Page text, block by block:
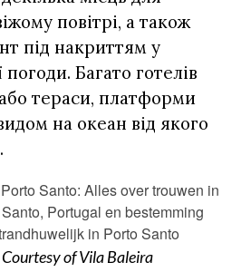
повітрі, а також
під накриттям у
Багато готелів
тераси, платформи
на океан від якого
of Vila Baleira